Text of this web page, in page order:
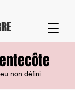
non défini